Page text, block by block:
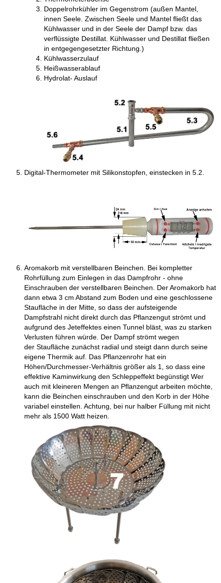
Doppelrohrkühler im Gegenstrom (außen Mantel,
innen Seele. Zwischen Seele und Mantel fließt das
Kühlwasser und in der Seele der Dampf bzw. das
verflüssigte Destillat. Kühlwasser und Destillat fließen
in entgegengesetzter Richtung.)
Kühlwasserzulauf
Heißwasserablauf
Hydrolat- Auslauf
Digital-Thermometer mit Silikonstopfen, einstecken in 5.2.
Aromakorb mit verstellbaren Beinchen. Bei kompletter
Rohrfüllung zum Einlegen in das Dampfrohr - ohne
Einschrauben der verstellbaren Beinchen. Der Aromakorb hat
dann etwa 3 cm Abstand zum Boden und eine geschlossene
Staufläche in der Mitte, so dass der aufsteigende
Dampfstrahl nicht direkt durch das Pflanzengut strömt und
aufgrund des Jeteffektes einen Tunnel bläst, was zu starken
Verlusten führen würde. Der Dampf strömt wegen
der Staufläche zunächst radial und steigt dann durch seine
eigene Thermik auf. Das Pflanzenrohr hat ein
Höhen/Durchmesser-Verhältnis größer als 1, so dass eine
effektive Kaminwirkung den Schleppeffekt begünstigt Wer
auch mit kleineren Mengen an Pflanzengut arbeiten möchte,
kann die Beinchen einschrauben und den Korb in der Höhe
variabel einstellen. Achtung, bei nur halber Füllung mit nicht
mehr als 1500 Watt heizen.